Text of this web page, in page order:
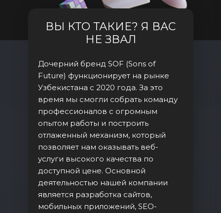
ВЫ КТО ТАКИЕ? Я ВАС
НЕ ЗВАЛ
Дочерний бренд SOF (Sons of
Future) функционирует на рынке
Узбекистана с 2020 года. За это
время мы смогли собрать команду
профессионалов с огромным
опытом работы и построить
отлаженный механизм, который
позволяет нам оказывать веб-
услуги высокого качества по
доступной цене. Основной
деятельностью нашей компании
является разработка сайтов,
мобильных приложений, SEO-